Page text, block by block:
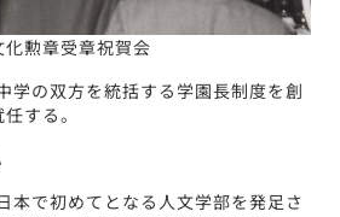
化勲章受章祝賀会
学の双方を統括する学園長制度を創
する。
本で初めてとなる人文学部を発足さ